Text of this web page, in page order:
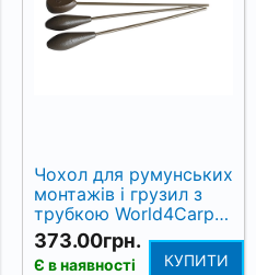
Чохол для румунських
монтажів і грузил з
трубкою World4Carp
Lead & Rig Case, койот
(coyote)
373.00грн.
Є в наявності КУПИТИ